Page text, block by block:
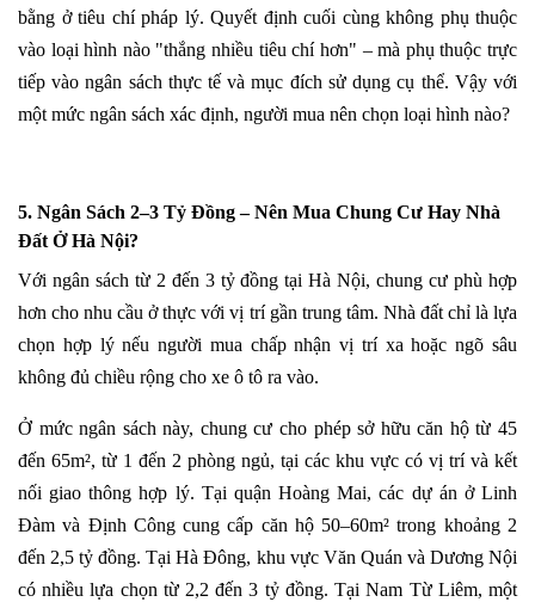
bằng ở tiêu chí pháp lý. Quyết định cuối cùng không phụ thuộc
vào loại hình nào "thắng nhiều tiêu chí hơn" – mà phụ thuộc trực
tiếp vào ngân sách thực tế và mục đích sử dụng cụ thể. Vậy với
một mức ngân sách xác định, người mua nên chọn loại hình nào?
5. Ngân Sách 2–3 Tỷ Đồng – Nên Mua Chung Cư Hay Nhà
Đất Ở Hà Nội?
Với ngân sách từ 2 đến 3 tỷ đồng tại Hà Nội, chung cư phù hợp
hơn cho nhu cầu ở thực với vị trí gần trung tâm. Nhà đất chỉ là lựa
chọn hợp lý nếu người mua chấp nhận vị trí xa hoặc ngõ sâu
không đủ chiều rộng cho xe ô tô ra vào.
Ở mức ngân sách này, chung cư cho phép sở hữu căn hộ từ 45
đến 65m², từ 1 đến 2 phòng ngủ, tại các khu vực có vị trí và kết
nối giao thông hợp lý. Tại quận Hoàng Mai, các dự án ở Linh
Đàm và Định Công cung cấp căn hộ 50–60m² trong khoảng 2
đến 2,5 tỷ đồng. Tại Hà Đông, khu vực Văn Quán và Dương Nội
có nhiều lựa chọn từ 2,2 đến 3 tỷ đồng. Tại Nam Từ Liêm, một